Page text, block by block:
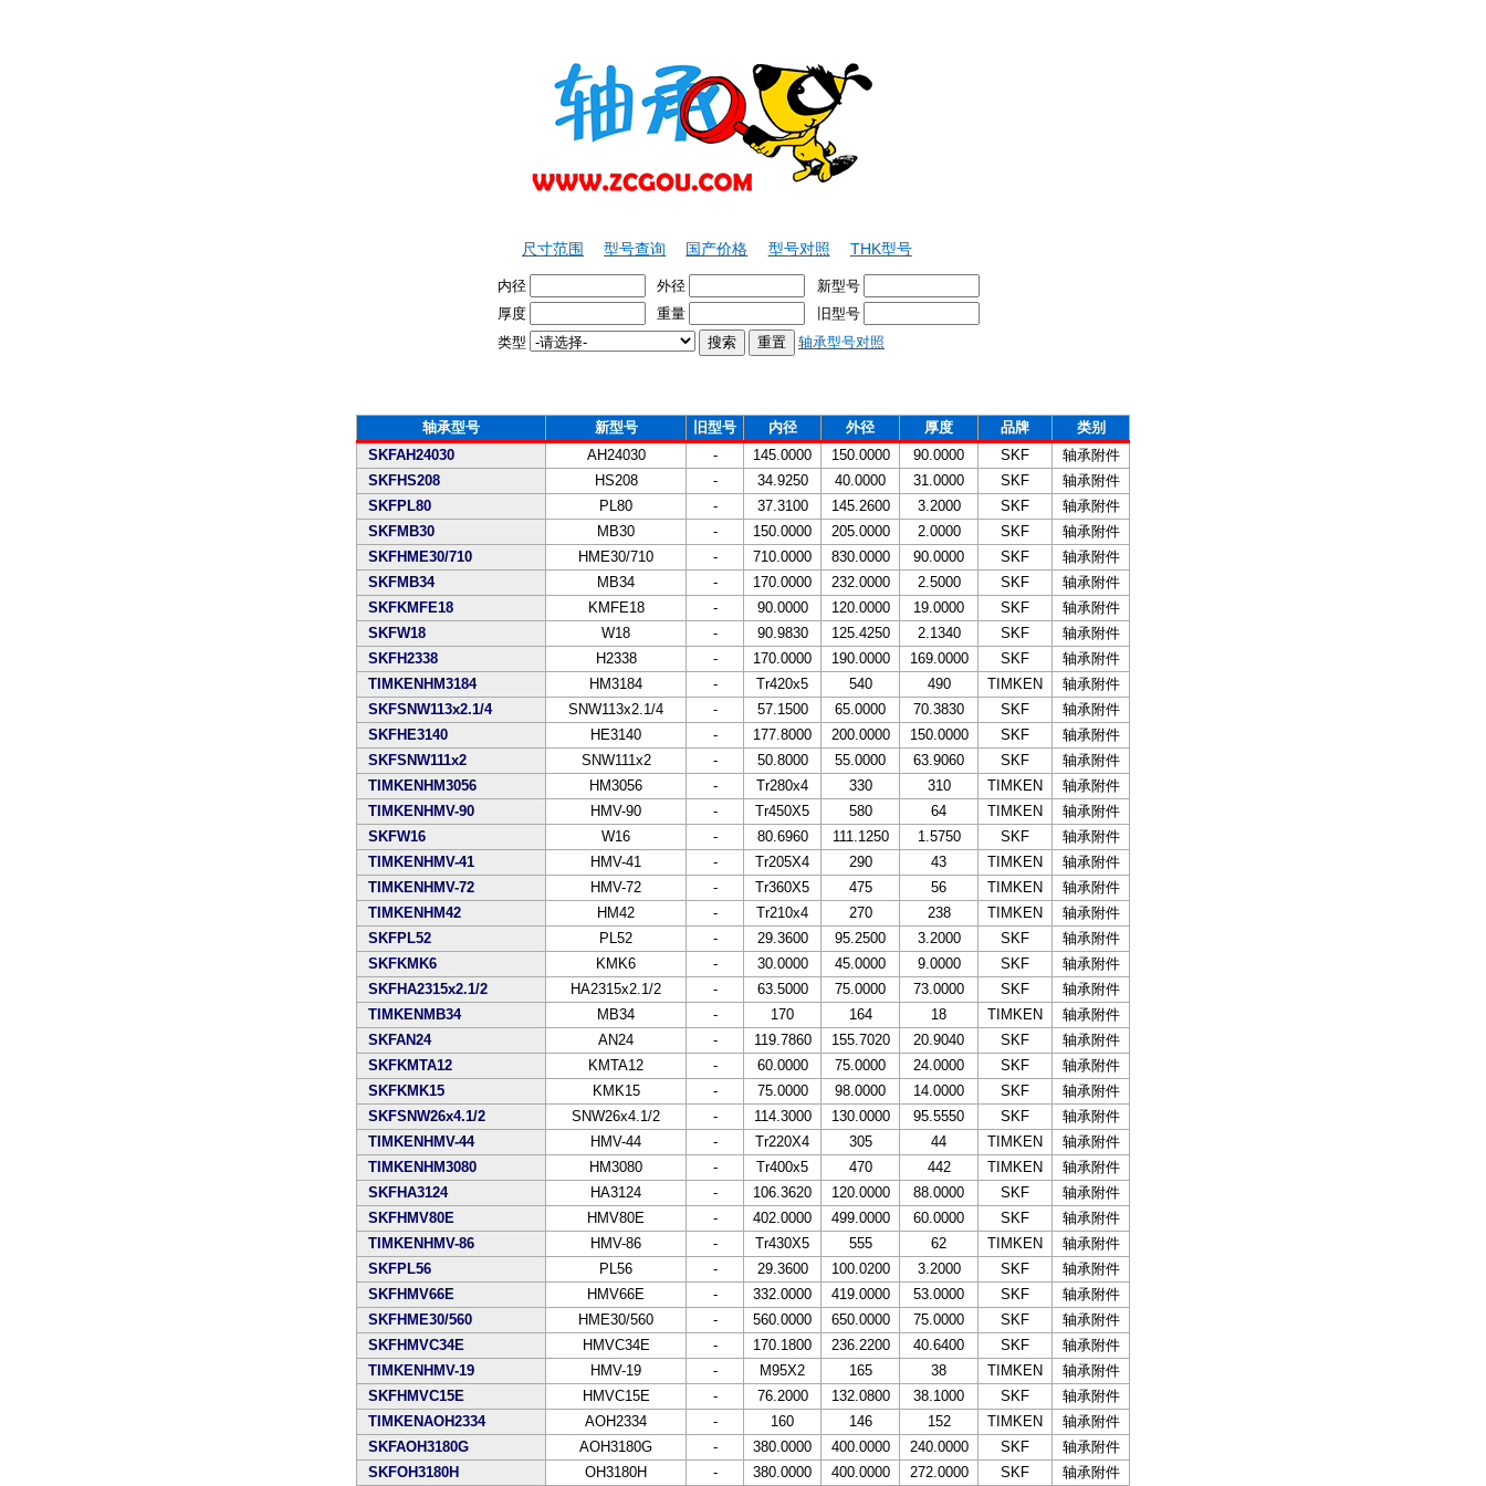
尺寸范围 型号查询 国产价格 型号对照 THK型号
内径 外径
新型号
厚度
重量
旧型号
类型
轴承型号对照
轴承型号 新型号 旧型号 内径 外径 厚度 品牌
类别
SKFAH24030
AH24030 - 145.0000 150.0000 90.0000 SKF
轴承附件
SKFHS208
HS208 - 34.9250 40.0000 31.0000 SKF
轴承附件
SKFPL80
PL80 - 37.3100 145.2600 3.2000 SKF
轴承附件
SKFMB30
MB30 - 150.0000 205.0000 2.0000 SKF
轴承附件
SKFHME30/710
HME30/710 - 710.0000 830.0000 90.0000 SKF
轴承附件
SKFMB34
MB34 - 170.0000 232.0000 2.5000 SKF
轴承附件
SKFKMFE18
KMFE18 - 90.0000 120.0000 19.0000 SKF
轴承附件
SKFW18
W18 - 90.9830 125.4250 2.1340 SKF
轴承附件
SKFH2338
H2338 - 170.0000 190.0000 169.0000 SKF
轴承附件
TIMKENHM3184
HM3184 - Tr420x5 540 490 TIMKEN
轴承附件
SKFSNW113x2.1/4
SNW113x2.1/4 - 57.1500 65.0000 70.3830 SKF
轴承附件
SKFHE3140
HE3140 - 177.8000 200.0000 150.0000 SKF
轴承附件
SKFSNW111x2
SNW111x2 - 50.8000 55.0000 63.9060 SKF
轴承附件
TIMKENHM3056
HM3056 - Tr280x4 330 310 TIMKEN
轴承附件
TIMKENHMV-90
HMV-90 - Tr450X5 580 64 TIMKEN
轴承附件
SKFW16
W16 - 80.6960 111.1250 1.5750 SKF
轴承附件
TIMKENHMV-41
HMV-41 - Tr205X4 290 43 TIMKEN
轴承附件
TIMKENHMV-72
HMV-72 - Tr360X5 475 56 TIMKEN
轴承附件
TIMKENHM42
HM42 - Tr210x4 270 238 TIMKEN
轴承附件
SKFPL52
PL52 - 29.3600 95.2500 3.2000 SKF
轴承附件
SKFKMK6
KMK6 - 30.0000 45.0000 9.0000 SKF
轴承附件
SKFHA2315x2.1/2
HA2315x2.1/2 - 63.5000 75.0000 73.0000 SKF
轴承附件
TIMKENMB34
MB34 - 170 164 18 TIMKEN
轴承附件
SKFAN24
AN24 - 119.7860 155.7020 20.9040 SKF
轴承附件
SKFKMTA12
KMTA12 - 60.0000 75.0000 24.0000 SKF
轴承附件
SKFKMK15
KMK15 - 75.0000 98.0000 14.0000 SKF
轴承附件
SKFSNW26x4.1/2
SNW26x4.1/2 - 114.3000 130.0000 95.5550 SKF
轴承附件
TIMKENHMV-44
HMV-44 - Tr220X4 305 44 TIMKEN
轴承附件
TIMKENHM3080
HM3080 - Tr400x5 470 442 TIMKEN
轴承附件
SKFHA3124
HA3124 - 106.3620 120.0000 88.0000 SKF
轴承附件
SKFHMV80E
HMV80E - 402.0000 499.0000 60.0000 SKF
轴承附件
TIMKENHMV-86
HMV-86 - Tr430X5 555 62 TIMKEN
轴承附件
SKFPL56
PL56 - 29.3600 100.0200 3.2000 SKF
轴承附件
SKFHMV66E
HMV66E - 332.0000 419.0000 53.0000 SKF
轴承附件
SKFHME30/560
HME30/560 - 560.0000 650.0000 75.0000 SKF
轴承附件
SKFHMVC34E
HMVC34E - 170.1800 236.2200 40.6400 SKF
轴承附件
TIMKENHMV-19
HMV-19 - M95X2 165 38 TIMKEN
轴承附件
SKFHMVC15E
HMVC15E - 76.2000 132.0800 38.1000 SKF
轴承附件
TIMKENAOH2334
AOH2334 - 160 146 152 TIMKEN
轴承附件
SKFAOH3180G
AOH3180G - 380.0000 400.0000 240.0000 SKF
轴承附件
SKFOH3180H
OH3180H - 380.0000 400.0000 272.0000 SKF 轴承附件